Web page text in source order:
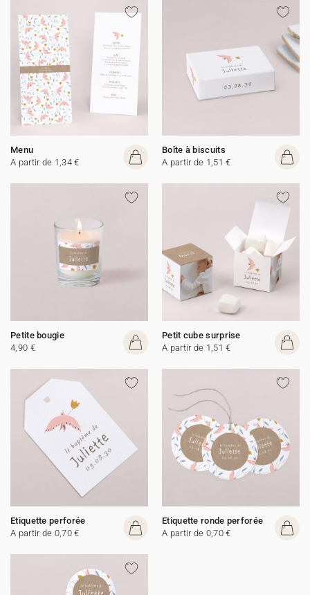
Menu
A partir de 1,34 €
Boîte à biscuits
A partir de 1,51 €
Petite bougie
4,90 €
Petit cube surprise
A partir de 1,51 €
Etiquette perforée
A partir de 0,70 €
Etiquette ronde perforée
A partir de 0,70 €